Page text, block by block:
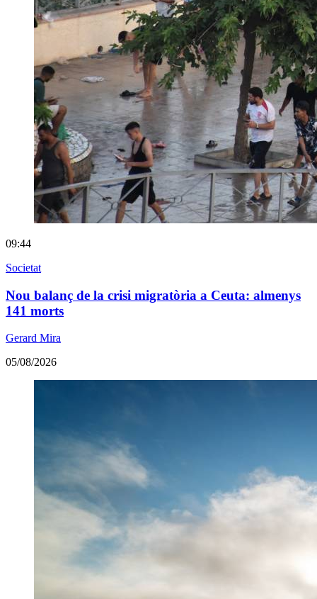
09:44
Societat
Nou balanç de la crisi migratòria a Ceuta: almenys
141 morts
Gerard Mira
05/08/2026